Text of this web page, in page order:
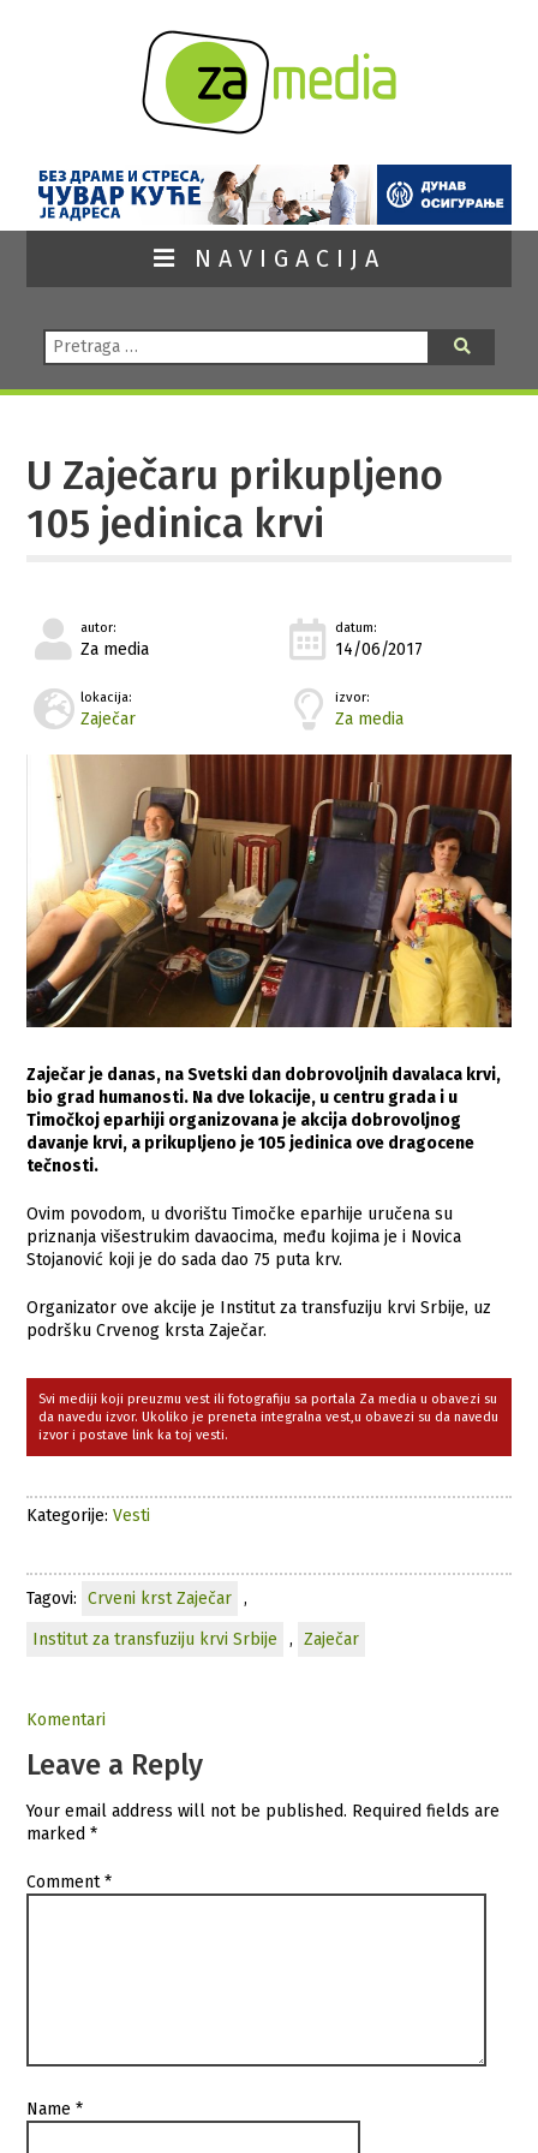
NAVIGACIJA
Pretraga:
U Zaječaru prikupljeno
105 jedinica krvi
autor:
Za media
datum:
14/06/2017
lokacija:
Zaječar
izvor:
Za media
Zaječar je danas, na Svetski dan dobrovoljnih davalaca krvi,
bio grad humanosti. Na dve lokacije, u centru grada i u
Timočkoj eparhiji organizovana je akcija dobrovoljnog
davanje krvi, a prikupljeno je 105 jedinica ove dragocene
tečnosti.
Ovim povodom, u dvorištu Timočke eparhije uručena su
priznanja višestrukim davaocima, među kojima je i Novica
Stojanović koji je do sada dao 75 puta krv.
Organizator ove akcije je Institut za transfuziju krvi Srbije, uz
podršku Crvenog krsta Zaječar.
Svi mediji koji preuzmu vest ili fotografiju sa portala Za media u obavezi su
da navedu izvor. Ukoliko je preneta integralna vest,u obavezi su da navedu
izvor i postave link ka toj vesti.
Kategorije:Vesti
Tagovi: Crveni krst Zaječar
,
Institut za transfuziju krvi Srbije
, Zaječar
Komentari
Leave a Reply
Your email address will not be published. Required fields are
marked*
Comment*
Name*